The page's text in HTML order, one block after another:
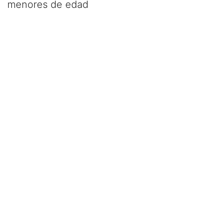
menores de edad